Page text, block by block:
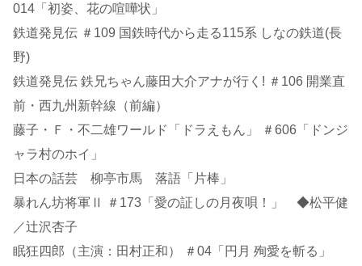
014「初姿、花の喧嘩状」
鉄道発見伝 ＃109 国鉄時代から走る115系 しなの鉄道(長
野)
鉄道発見伝 鉄兄ちゃん藤田大介アナが行く! ＃106 開業直
前・西九州新幹線（前編）
藤子・Ｆ・不二雄ワールド「ドラえもん」 ＃606「ドンジ
ャラ村のホイ」
日本の話芸 柳亭市馬 落語「片棒」
暴れん坊将軍Ⅱ ＃173「愛の証しの月夜唄！」 ◆松平健
／辻沢杏子
眠狂四郎（主演：田村正和） ＃04「円月 殉愛を斬る」